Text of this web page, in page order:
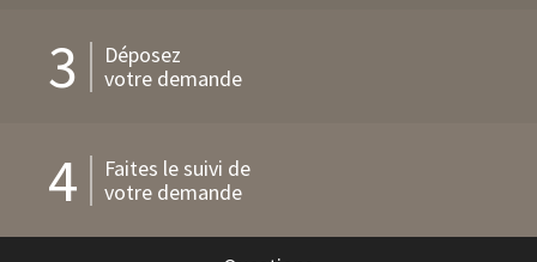
3
Déposez
votre demande
4
Faites le suivi de
votre demande